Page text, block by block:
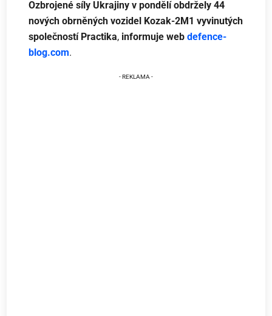
Ozbrojené síly Ukrajiny v pondělí obdržely 44
nových obrněných vozidel Kozak-2M1 vyvinutých
společností Practika, informuje webdefence-
blog.com.